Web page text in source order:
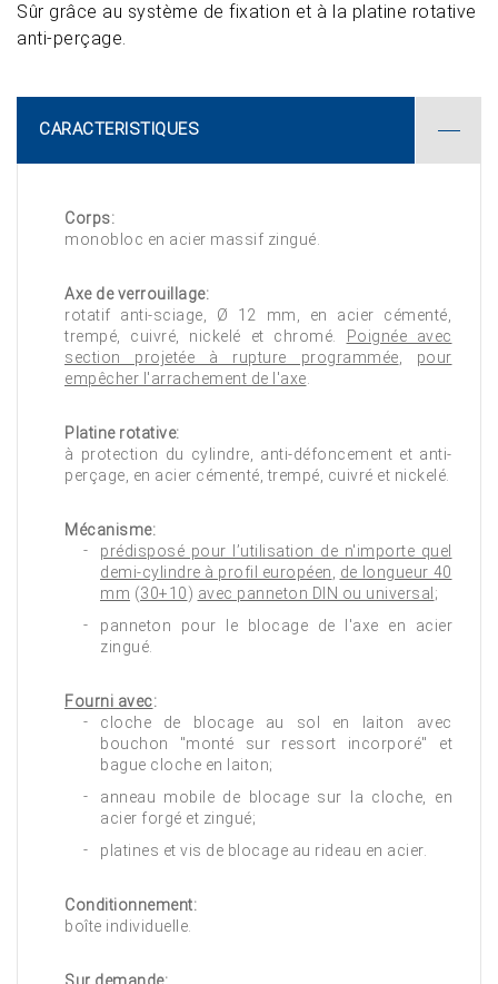
Sûr grâce au système de fixation et à la platine rotative
anti-perçage.
CARACTERISTIQUES
Corps:
monobloc en acier massif zingué.
Axe de verrouillage:
rotatif anti-sciage, Ø 12 mm, en acier cémenté,
trempé, cuivré, nickelé et chromé.
Poignée avec
section projetée à rupture programmée
pour
empêcher l'arrachement de l'axe
Platine rotative:
à protection du cylindre, anti-défoncement et anti-
perçage, en acier cémenté, trempé, cuivré et nickelé.
Mécanisme:
prédisposé pour l’utilisation de n'importe quel
demi-cylindre à profil européen
de longueur 40
mm (30+10) avec panneton DIN ou universal ;
panneton pour le blocage de l'axe en acier
zingué.
Fourni avec:
cloche de blocage au sol en laiton avec
bouchon "monté sur ressort incorporé" et
bague cloche en laiton;
anneau mobile de blocage sur la cloche, en
acier forgé et zingué;
platines et vis de blocage au rideau en acier.
Conditionnement:
boîte individuelle.